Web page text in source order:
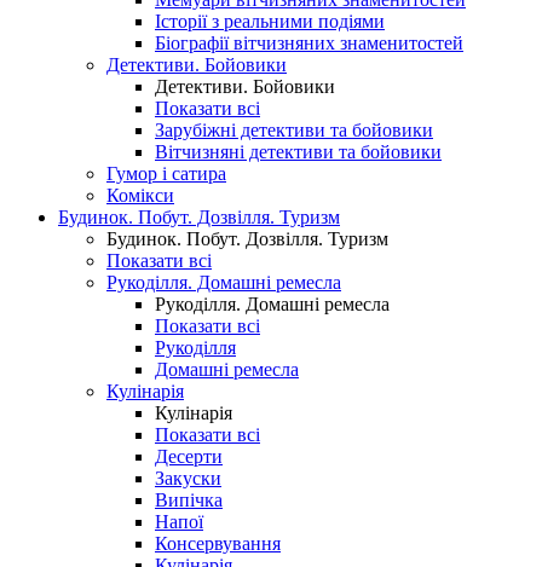
Історії з реальними подіями
Біографії вітчизняних знаменитостей
Детективи. Бойовики
Детективи. Бойовики
Показати всі
Зарубіжні детективи та бойовики
Вітчизняні детективи та бойовики
Гумор і сатира
Комікси
Будинок. Побут. Дозвілля. Туризм
Будинок. Побут. Дозвілля. Туризм
Показати всі
Рукоділля. Домашні ремесла
Рукоділля. Домашні ремесла
Показати всі
Рукоділля
Домашні ремесла
Кулінарія
Кулінарія
Показати всі
Десерти
Закуски
Випічка
Напої
Консервування